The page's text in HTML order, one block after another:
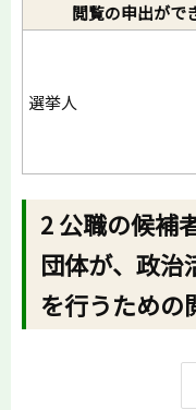
閲覧の申出がで
選挙人
2 公職の候補
団体が、政治
を行うための